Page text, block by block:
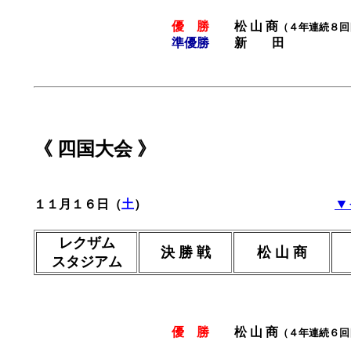
優 勝 松 山 商 （４年連続８
準優勝 新 田
《 四国大
１１月１６日（土） ▼
レクザム
スタジアム
決 勝 戦 松 山 商
優 勝 松 山 商 （４年連続６